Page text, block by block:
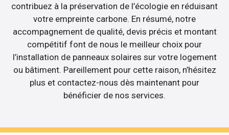
contribuez à la préservation de l’écologie en réduisant
votre empreinte carbone. En résumé, notre
accompagnement de qualité, devis précis et montant
compétitif font de nous le meilleur choix pour
l’installation de panneaux solaires sur votre logement
ou bâtiment. Pareillement pour cette raison, n’hésitez
plus et contactez-nous dès maintenant pour
bénéficier de nos services.